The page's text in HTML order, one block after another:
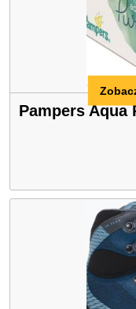
Pampers Aqua